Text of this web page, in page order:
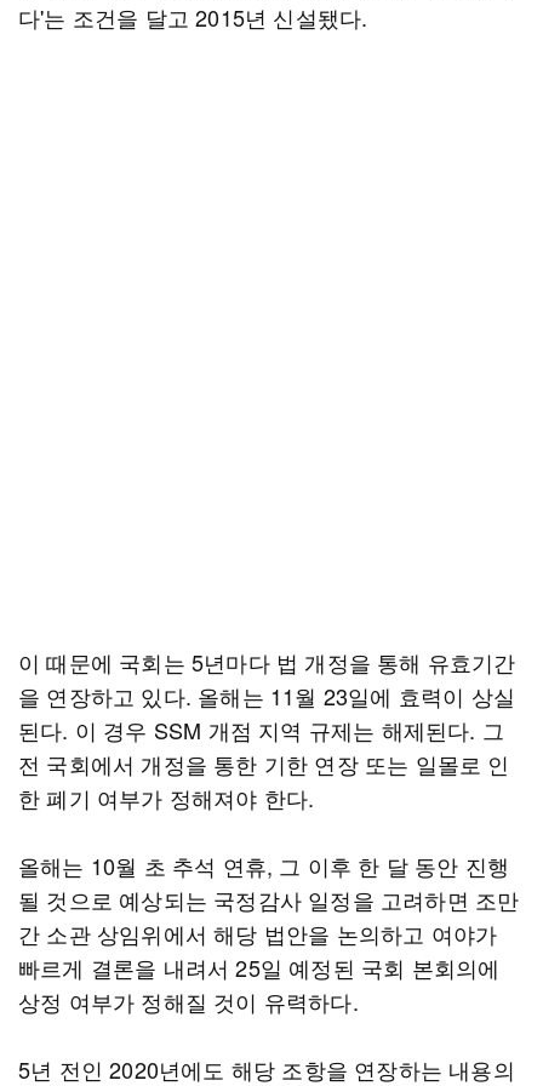
다'는 조건을 달고 2015년 신설됐다.
이 때문에 국회는 5년마다 법 개정을 통해 유효기간
을 연장하고 있다. 올해는 11월 23일에 효력이 상실
된다. 이 경우 SSM 개점 지역 규제는 해제된다. 그
전 국회에서 개정을 통한 기한 연장 또는 일몰로 인
한 폐기 여부가 정해져야 한다.
올해는 10월 초 추석 연휴, 그 이후 한 달 동안 진행
될 것으로 예상되는 국정감사 일정을 고려하면 조만
간 소관 상임위에서 해당 법안을 논의하고 여야가
빠르게 결론을 내려서 25일 예정된 국회 본회의에
상정 여부가 정해질 것이 유력하다.
5년 전인 2020년에도 해당 조항을 연장하는 내용의